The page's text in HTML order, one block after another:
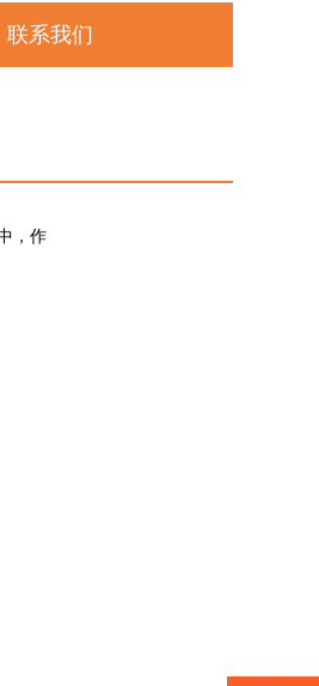
联系我们
，作